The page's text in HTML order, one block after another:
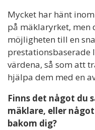
Mycket har hänt
på mäklaryrket, men
möjligheten till en
prestationsbaserade
värdena, så som att
hjälpa dem med en
Finns det något du
mäklare, eller
bakom dig?